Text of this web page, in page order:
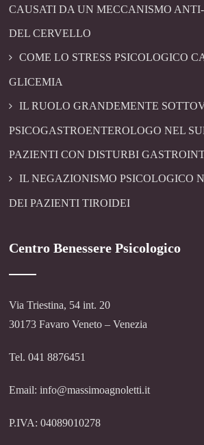
CAUSATI DA UN MECCANISMO
DEL CERVELLO
COME LO STRESS PSICOLOGICO
GLICEMIA
IL RUOLO GRANDEMENTE
PSICOGASTROENTEROLOGO NEL
PAZIENTI CON DISTURBI
IL NEGAZIONISMO PSICOLOGICO
DEI PAZIENTI TIROIDEI
Centro Benessere Psicologico
Via Triestina, 54 int. 20
30173 Favaro Veneto – Venezia
Tel. 041 8876451
Email: info@massimoagnoletti.it
P.IVA: 04089010278